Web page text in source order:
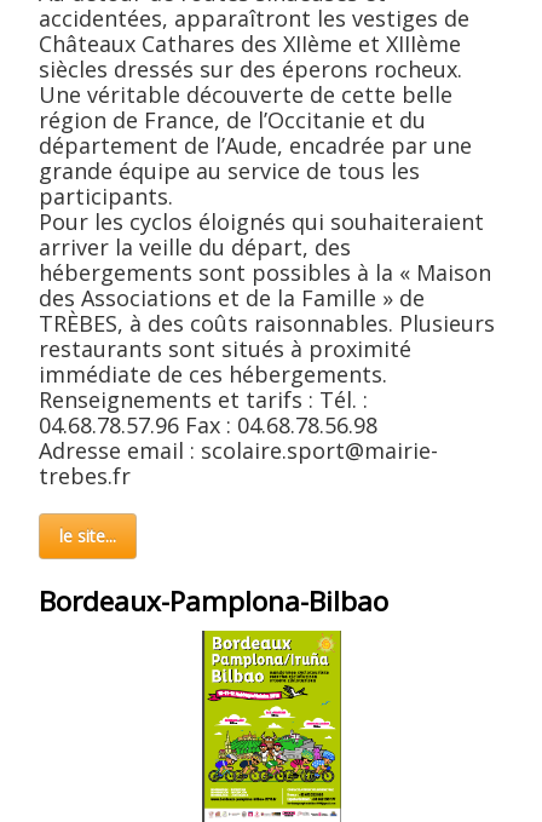
accidentées, apparaîtront les vestiges de
Châteaux Cathares des XIIème et XIIIème
siècles dressés sur des éperons rocheux.
Une véritable découverte de cette belle
région de France, de l’Occitanie et du
département de l’Aude, encadrée par une
grande équipe au service de tous les
participants.
Pour les cyclos éloignés qui souhaiteraient
arriver la veille du départ, des
hébergements sont possibles à la « Maison
des Associations et de la Famille » de
TRÈBES, à des coûts raisonnables. Plusieurs
restaurants sont situés à proximité
immédiate de ces hébergements.
Renseignements et tarifs : Tél. :
04.68.78.57.96 Fax : 04.68.78.56.98
Adresse email : scolaire.sport@mairie-
trebes.fr
le site...
Bordeaux-Pamplona-Bilbao